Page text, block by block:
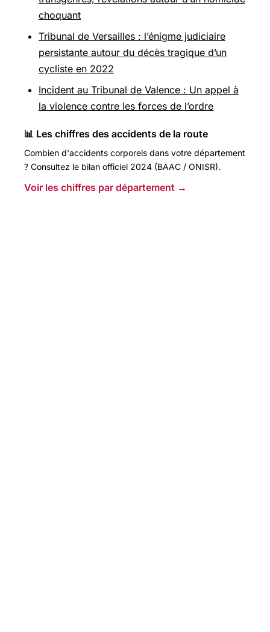
choquant
Tribunal de Versailles : l’énigme judiciaire
persistante autour du décès tragique d’un
cycliste en 2022
Incident au Tribunal de Valence : Un appel à
la violence contre les forces de l’ordre
📊 Les chiffres des accidents de la route
Combien d'accidents corporels dans votre département
? Consultez le bilan officiel 2024 (BAAC / ONISR).
Voir les chiffres par département →